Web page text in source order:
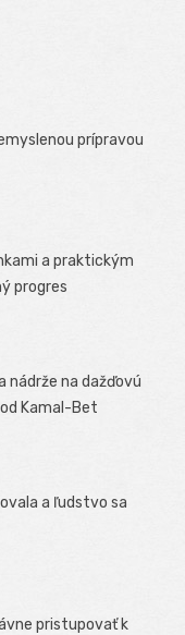
prípravou
a praktickým
progres
nádrže na dažďovú
Kamal-Bet
a ľudstvo sa
pristupovať k